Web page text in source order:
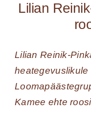
Lilian
Lilian Reinik-
heategevuslikule
Kamee ehte